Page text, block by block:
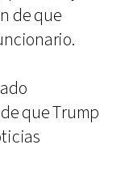
de que
que Trump